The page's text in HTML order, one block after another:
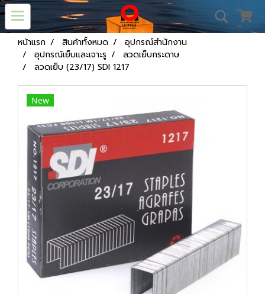
หน้าแรก สินค้าทั้งหมด
อุปกรณ์สำนักงาน
อุปกรณ์เย็บและเจาะรู
ลวดเย็บกระดาษ
ลวดเย็บ (23/17) SDI 1217
New